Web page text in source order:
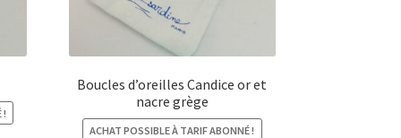
!
Boucles d’oreilles Candice or et
nacre grège
ACHAT POSSIBLE À TARIF ABONNÉ !